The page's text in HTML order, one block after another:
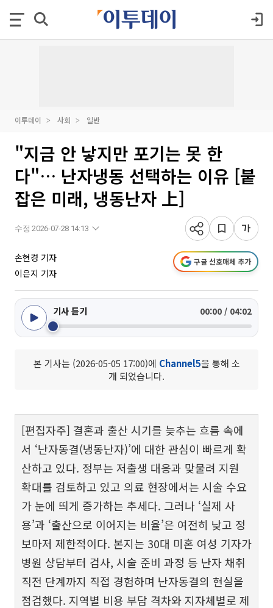
이투데이 사회 일반
"지금 안 낳지만 포기는 못 한
다"… 난자냉동 선택하는 이유 [붙
잡은 미래, 냉동난자 上]
수정 2026-07-28 14:13
손현경 기자
이은지 기자
구글 선호매체 추가
기사 듣기 00:00 / 04:02
본 기사는 (2026-05-05 17:00)에 Channel5을 통해 소
개 되었습니다.
[편집자주] 결혼과 출산 시기를 늦추는 흐름 속에
서 ‘난자동결(냉동난자)’에 대한 관심이 빠르게 확
산하고 있다. 정부는 저출생 대응과 맞물려 지원
확대를 검토하고 있고 의료 현장에서는 시술 수요
가 눈에 띄게 증가하는 추세다. 그러나 ‘실제 사
용’과 ‘출산으로 이어지는 비율’은 여전히 낮고 정
보마저 제한적이다. 본지는 30대 미혼 여성 기자가
병원 상담부터 검사, 시술 준비 과정 등 난자 채취
직전 단계까지 직접 경험하며 난자동결의 현실을
점검했다. 지역별 비용 부담 격차와 지자체별로 제